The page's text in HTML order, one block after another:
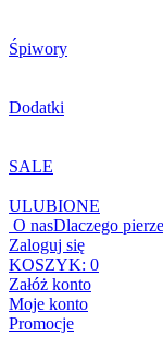
Śpiwory
Dodatki
SALE
ULUBIONE
O nasDlaczego
Zaloguj się
KOSZYK: 0
Załóż konto
Moje konto
Promocje